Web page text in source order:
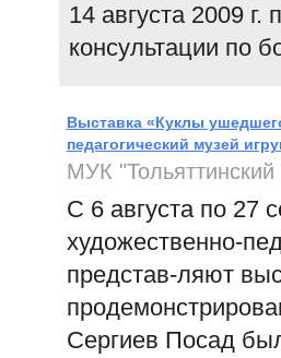
14 августа 2009
консультации по
Выставка «Куклы
педагогический музей
МУК
С 6 августа по 27
художественно-
представ-ляют
Сергиев Посад